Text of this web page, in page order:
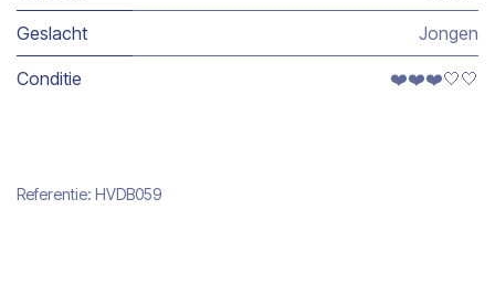
Geslacht Jongen
Conditie ❤️❤️❤️🤍🤍
Referentie: HVDB059